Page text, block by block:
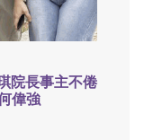
院長事主不倦
偉強